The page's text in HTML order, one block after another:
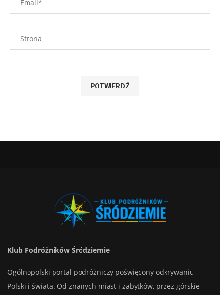
Klub Podróżników Śródziemie
Ogólnopolski portal podróżniczy poświęcony odkrywaniu
Polski i świata. Od znanych miast i zabytków, przez górskie